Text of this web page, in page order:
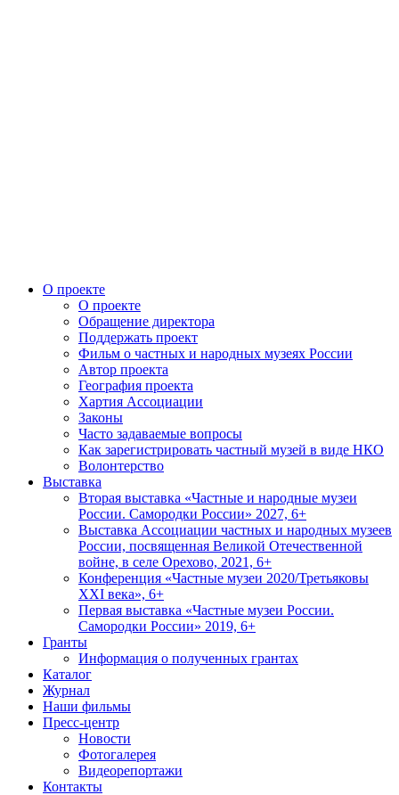
О проекте
О проекте
Обращение директора
Поддержать проект
Фильм о частных и народных музеях России
Автор проекта
География проекта
Хартия Ассоциации
Законы
Часто задаваемые вопросы
Как зарегистрировать частный музей в виде НКО
Волонтерство
Выставка
Вторая выставка «Частные и народные музеи
России. Самородки России» 2027, 6+
Выставка Ассоциации частных и народных музеев
России, посвященная Великой Отечественной
войне, в селе Орехово, 2021, 6+
Конференция «Частные музеи 2020/Третьяковы
XXI века», 6+
Первая выставка «Частные музеи России.
Самородки России» 2019, 6+
Гранты
Информация о полученных грантах
Каталог
Журнал
Наши фильмы
Пресс-центр
Новости
Фотогалерея
Видеорепортажи
Контакты